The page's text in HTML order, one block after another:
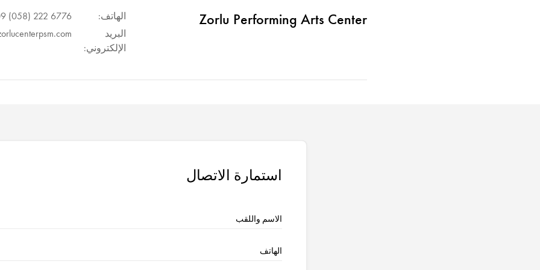
Zorlu Performing Arts Center الهاتف:
6776 222 (058) 09+
البريد
الإلكتروني:
استمارة الاتصال